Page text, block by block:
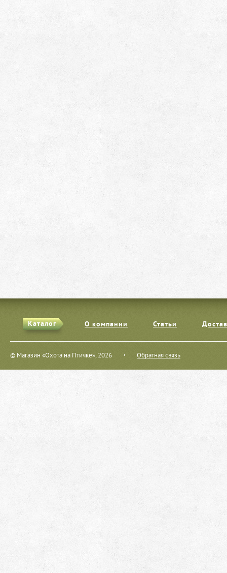
Каталог О компании Статьи
© Магазин «Охота на Птичке», 2026 Обратная связь